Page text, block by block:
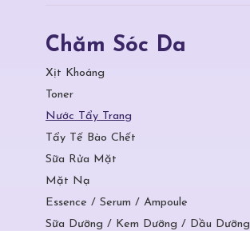
Chăm Sóc Da
Xịt Khoáng
Toner
Nước Tẩy Trang
Tẩy Tế Bào Chết
Sữa Rửa Mặt
Mặt Nạ
Essence / Serum / Ampoule
Sữa Dưỡng / Kem Dưỡng / Dầu Dưỡng